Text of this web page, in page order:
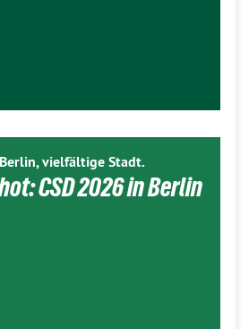
vielfältige Stadt.
CSD 2026 in Berlin